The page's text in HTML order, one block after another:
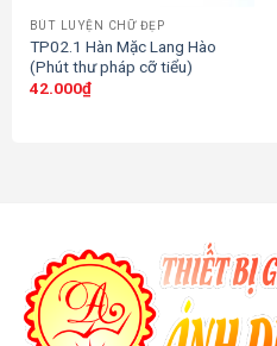
BÚT LUYỆN CHỮ ĐẸP
TP02.1 Hàn Mặc Lang Hào
(Phút thư pháp cỡ tiểu)
42.000₫